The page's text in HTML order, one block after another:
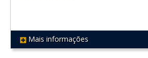
REF 33
Mais informações